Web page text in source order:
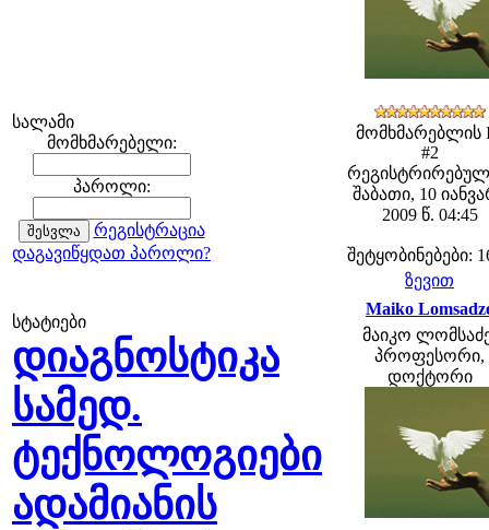
სალამი
მომხმარებელი:
პაროლი:
რეგისტრაცია
დაგავიწყდათ პაროლი?
სტატიები
დიაგნოსტიკა
სამედ.
ტექნოლოგიები
ადამიანის
მომხმარებლის
#2
შაბათი, 10
2009 წ. 04:45
შეტყობინებები:
ზევით
Maiko
მაიკო
პროფესორი,
დოქტორი